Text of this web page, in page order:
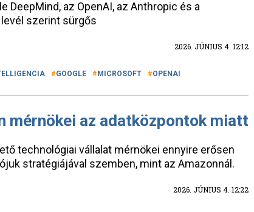
DeepMind, az OpenAI, az Anthropic és a
szerint sürgős
2026. JÚNIUS 4. 12:12
GOOGLE MICROSOFT OPENAI
mérnökei az adatközpontok miatt
technológiai vállalat mérnökei ennyire erősen
stratégiájával szemben, mint az Amazonnál.
2026. JÚNIUS 4. 12:22